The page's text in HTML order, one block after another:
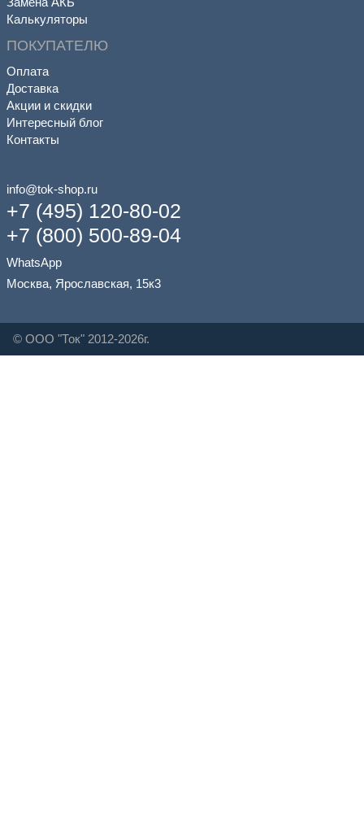
Калькуляторы
ПОКУПАТЕЛЮ
Оплата
Доставка
Акции и скидки
Интересный блог
Контакты
info@tok-shop.ru
+7 (495) 120-80-02
+7 (800) 500-89-04
WhatsApp
Москва, Ярославская, 15к3
© ООО "Ток" 2012-2026г.